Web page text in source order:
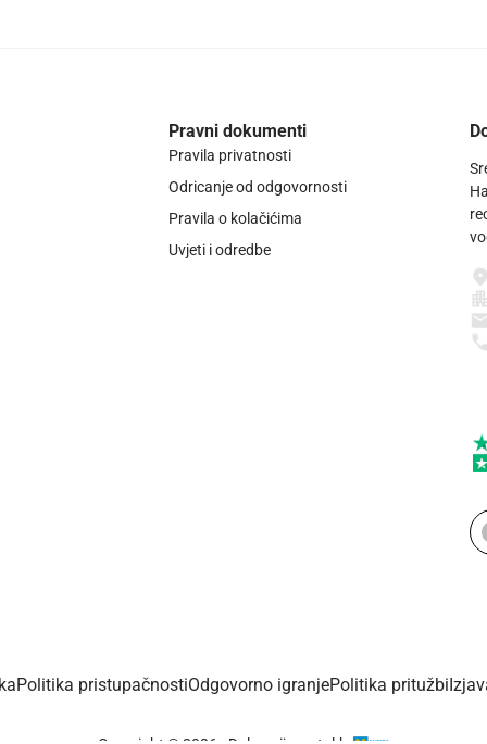
Pravni dokumenti
Pravila privatnosti
Odricanje od odgovornosti
Pravila o kolačićima
Uvjeti i odredbe
Politika pristupačnostiOdgovorno igranjePolitika pritužbi